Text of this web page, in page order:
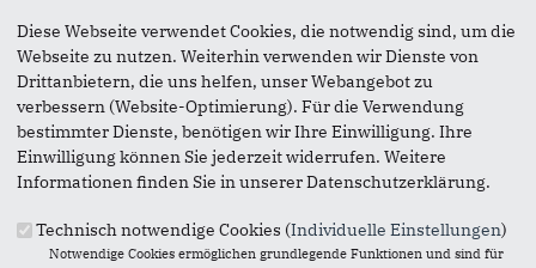
weiterempfehlen.
Anmerkung: Ihre E-Mail-Adresse wird benötigt um die
Personen, denen Sie die Seite weiterempfehlen, zu
informieren, von wem die Empfehlung kommt, und dass es
kein Spam ist.
Das mit * gekennzeichnete Feld ist ein Pflichtfeld.
Eigene E-Mail-Adresse *
Diese Webseite verwendet Cookies, die notwendig sind, um die
Webseite zu nutzen. Weiterhin verwenden wir Dienste von
Drittanbietern, die uns helfen, unser Webangebot zu
verbessern (Website-Optimierung). Für die Verwendung
bestimmter Dienste, benötigen wir Ihre Einwilligung. Ihre
Einwilligung können Sie jederzeit widerrufen. Weitere
Informationen finden Sie in unserer Datenschutzerklärung.
Technisch notwendige Cookies (Individuelle Einstellungen)
Notwendige Cookies ermöglichen grundlegende Funktionen und sind für